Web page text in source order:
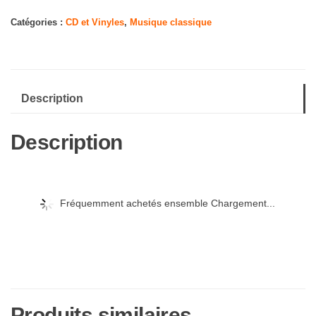
Catégories : CD et Vinyles, Musique classique
Description
Description
Fréquemment achetés ensemble Chargement...